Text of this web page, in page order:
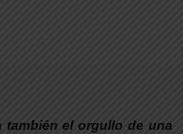
también el orgullo de una